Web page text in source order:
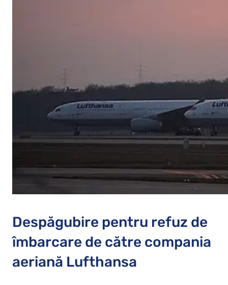
Despăgubire pentru refuz de
îmbarcare de către compania
aeriană Lufthansa